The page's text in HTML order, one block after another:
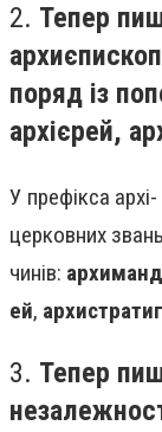
2. Тепер
поряд із
архієрей,
У префікса
церковних
чинів:
ей, архистратиг
3. Тепер